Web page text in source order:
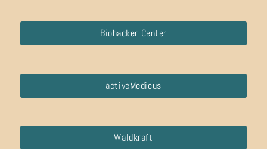
Biohacker Center
activeMedicus
Waldkraft